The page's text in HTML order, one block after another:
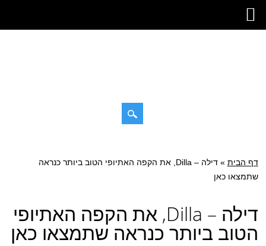
לתוכן
דף הבית »
דילה – Dilla, את הקפה האתיופי הטוב ביותר כנראה
שתמצאו כאן
דילה – Dilla, את הקפה האתיופי
הטוב ביותר כנראה שתמצאו כאן